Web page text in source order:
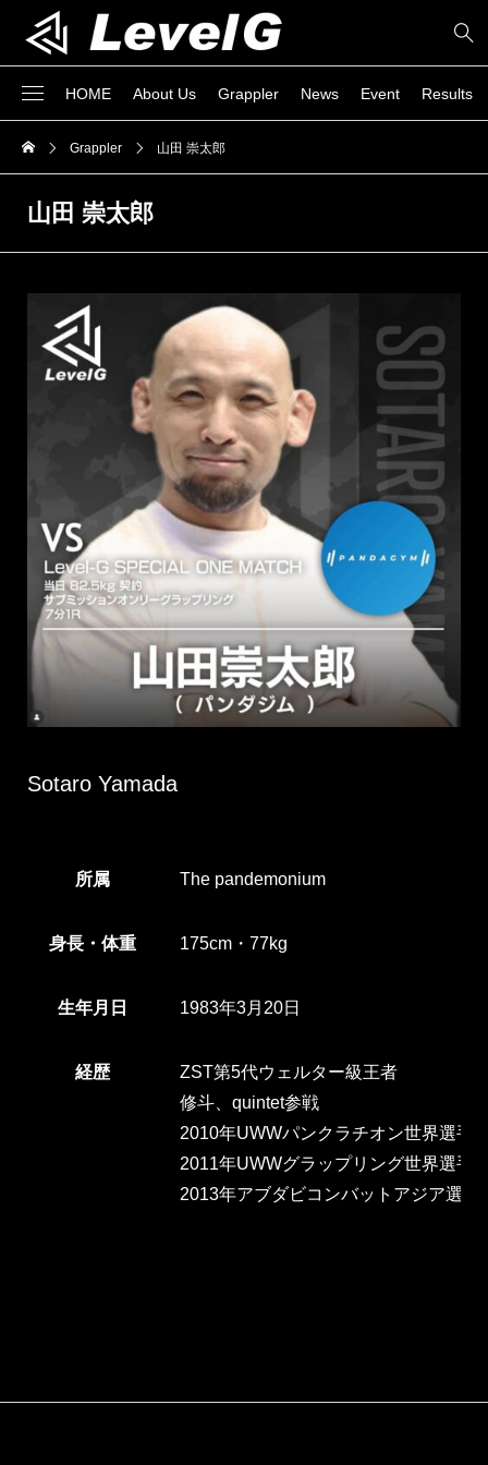
HOME About Us Grappler News Event Results
Grappler 山田 崇太郎
山田 崇太郎
Sotaro Yamada
所属 The pandemonium
身長・体重 175cm・77kg
生年月日 1983年3月20日
経歴
ZST第5代ウェルター級王者
修斗、quintet参戦
2010年UWWパンクラチオン世界選手
2011年UWWグラップリング世界選手
2013年アブダビコンバットアジア選手